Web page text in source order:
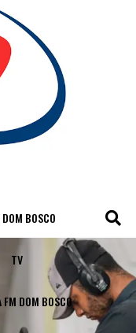
BOSCO
TV
FM DOM BOSCO